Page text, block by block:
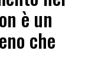
è un
che